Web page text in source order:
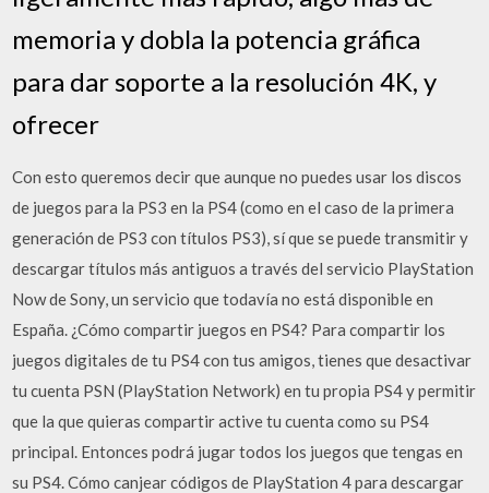
memoria y dobla la potencia gráfica
para dar soporte a la resolución 4K, y
ofrecer
Con esto queremos decir que aunque no puedes usar los discos
de juegos para la PS3 en la PS4 (como en el caso de la primera
generación de PS3 con títulos PS3), sí que se puede transmitir y
descargar títulos más antiguos a través del servicio PlayStation
Now de Sony, un servicio que todavía no está disponible en
España. ¿Cómo compartir juegos en PS4? Para compartir los
juegos digitales de tu PS4 con tus amigos, tienes que desactivar
tu cuenta PSN (PlayStation Network) en tu propia PS4 y permitir
que la que quieras compartir active tu cuenta como su PS4
principal. Entonces podrá jugar todos los juegos que tengas en
su PS4. Cómo canjear códigos de PlayStation 4 para descargar